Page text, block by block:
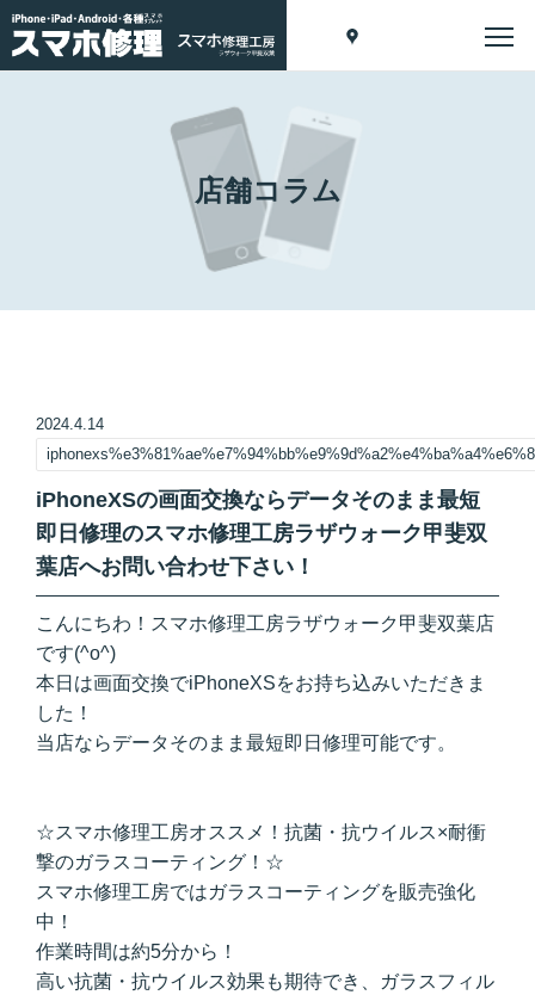
店舗コラム
2024.4.14
iPhoneXSの画面交換ならデータそのまま最短
即日修理のスマホ修理工房ラザウォーク甲斐双
葉店へお問い合わせ下さい！
こんにちわ！スマホ修理工房ラザウォーク甲斐双葉店
です(^o^)
本日は画面交換でiPhoneXSをお持ち込みいただきま
した！
当店ならデータそのまま最短即日修理可能です。
☆スマホ修理工房オススメ！抗菌・抗ウイルス×耐衝
撃のガラスコーティング！☆
スマホ修理工房ではガラスコーティングを販売強化
中！
作業時間は約5分から！
高い抗菌・抗ウイルス効果も期待でき、ガラスフィル